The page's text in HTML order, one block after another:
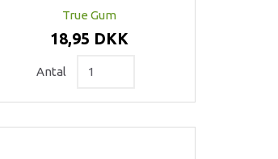
True Gum
18,95 DKK
Antal